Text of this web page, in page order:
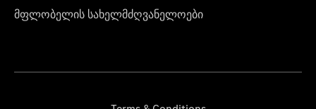
მფლობელის სახელმძღვანელოები